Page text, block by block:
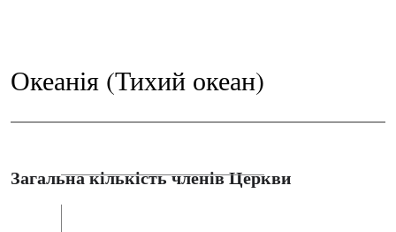
Океанія (Тихий океан)
Загальна кількість членів Церкви